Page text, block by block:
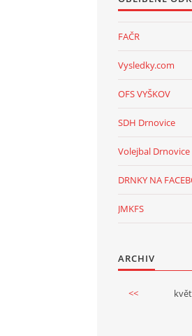
FAČR
Vysledky.com
OFS VYŠKOV
SDH Drnovice
Volejbal Drnovice
DRNKY NA
JMKFS
ARCHIV
<<